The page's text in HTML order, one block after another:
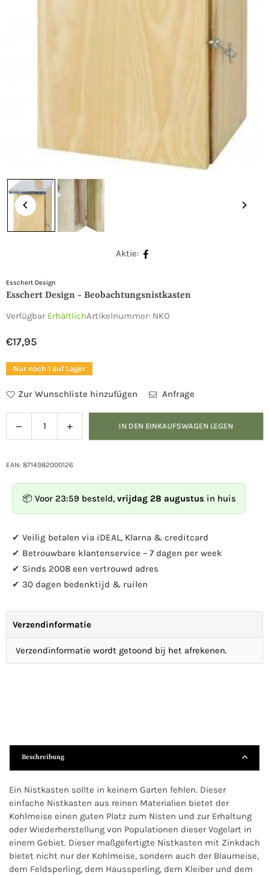
Aktie:
Esschert Design
Esschert Design - Beobachtungsnistkasten
Verfügbar ErhältlichArtikelnummer: NKO
Normaler
Preis
€17,95
Nur noch 1 auf Lager
Zur Wunschliste hinzufügen Anfrage
Verringern
Sie
Menge
Esschert
Design
Beobachtungsnistkasten
Menge
für
Design
erhöhen
IN DEN EINKAUFSWAGEN LEGEN
EAN: 8714982000126
📦 Voor 23:59 besteld, vrijdag 28 augustus in huis
✔ Veilig betalen via iDEAL, Klarna & creditcard
✔ Betrouwbare klantenservice – 7 dagen per week
✔ Sinds 2008 een vertrouwd adres
✔ 30 dagen bedenktijd & ruilen
Verzendinformatie
Verzendinformatie wordt getoond bij het afrekenen.
Beschreibung
Ein Nistkasten sollte in keinem Garten fehlen. Dieser
einfache Nistkasten aus reinen Materialien bietet der
Kohlmeise einen guten Platz zum Nisten und zur Erhaltung
oder Wiederherstellung von Populationen dieser Vogelart in
einem Gebiet. Dieser maßgefertigte Nistkasten mit Zinkdach
bietet nicht nur der Kohlmeise, sondern auch der Blaumeise,
dem Feldsperling, dem Haussperling, dem Kleiber und dem